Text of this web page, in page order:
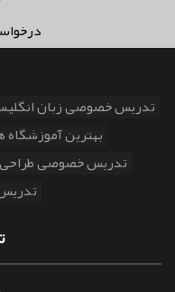
تدریس خصوصی زبان
بهترین آموزشگاه
تدریس خصوصی